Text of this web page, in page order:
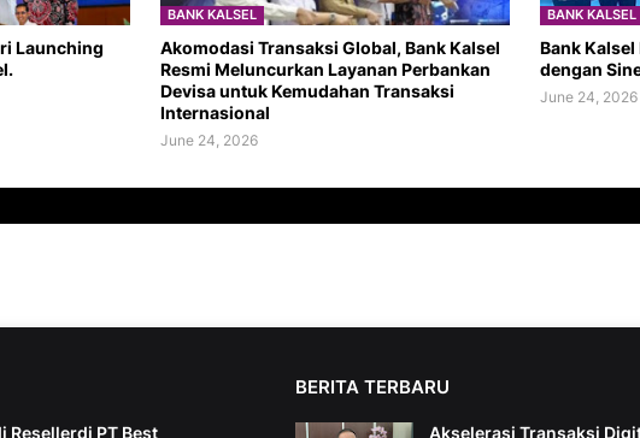
Launching
BANK KALSEL
Akomodasi Transaksi Global, Bank Kalsel
Resmi Meluncurkan Layanan Perbankan
Devisa untuk Kemudahan Transaksi
Internasional
June 24, 2026
BANK KALSEL
Bank
dengan
June 24, 2026
Resellerdi PT Best
BERITA TERBARU
Akselerasi Transaksi